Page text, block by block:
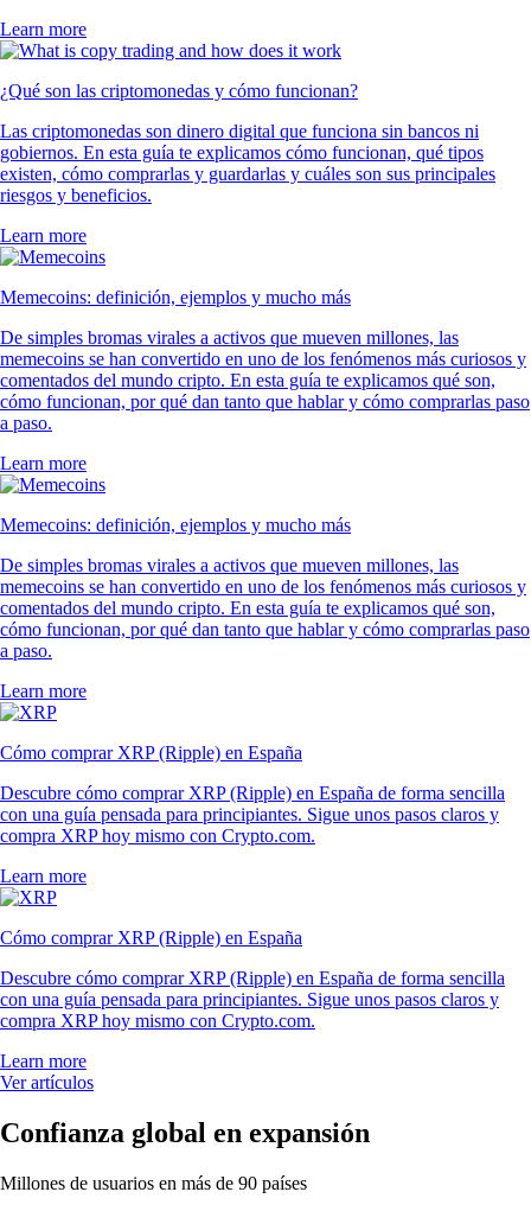
Learn more
¿Qué son las criptomonedas y cómo funcionan?
Las criptomonedas son dinero digital que funciona sin bancos ni
gobiernos. En esta guía te explicamos cómo funcionan, qué tipos
existen, cómo comprarlas y guardarlas y cuáles son sus principales
riesgos y beneficios.
Learn more
Memecoins: definición, ejemplos y mucho más
De simples bromas virales a activos que mueven millones, las
memecoins se han convertido en uno de los fenómenos más curiosos y
comentados del mundo cripto. En esta guía te explicamos qué son,
cómo funcionan, por qué dan tanto que hablar y cómo comprarlas paso
a paso.
Learn more
Memecoins: definición, ejemplos y mucho más
De simples bromas virales a activos que mueven millones, las
memecoins se han convertido en uno de los fenómenos más curiosos y
comentados del mundo cripto. En esta guía te explicamos qué son,
cómo funcionan, por qué dan tanto que hablar y cómo comprarlas paso
a paso.
Learn more
Cómo comprar XRP (Ripple) en España
Descubre cómo comprar XRP (Ripple) en España de forma sencilla
con una guía pensada para principiantes. Sigue unos pasos claros y
compra XRP hoy mismo con Crypto.com.
Learn more
Cómo comprar XRP (Ripple) en España
Descubre cómo comprar XRP (Ripple) en España de forma sencilla
con una guía pensada para principiantes. Sigue unos pasos claros y
compra XRP hoy mismo con Crypto.com.
Learn more
Ver artículos
Confianza global en expansión
Millones de usuarios en más de 90 países